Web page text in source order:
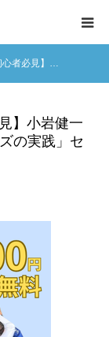
心者必見】…
】小岩健一
の実践」セ